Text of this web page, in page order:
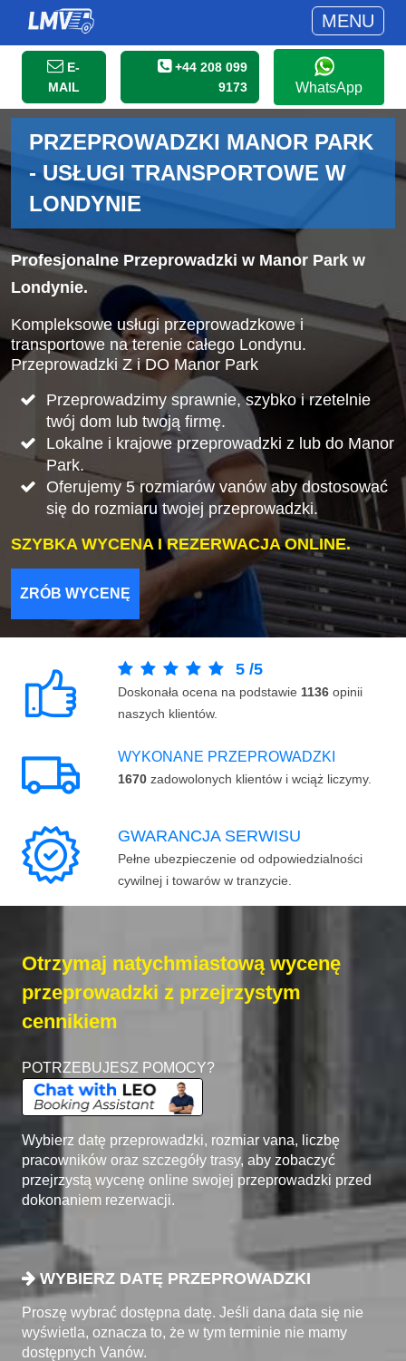
MENU
E-
MAIL
+44 208 099
9173
WhatsApp
PRZEPROWADZKI MANOR PARK
- USŁUGI TRANSPORTOWE W
LONDYNIE
Profesjonalne Przeprowadzki w Manor Park w
Londynie.
Kompleksowe usługi przeprowadzkowe i
transportowe na terenie całego Londynu.
Przeprowadzki Z i DO Manor Park
Przeprowadzimy sprawnie, szybko i rzetelnie
twój dom lub twoją firmę.
Lokalne i krajowe przeprowadzki z lub do Manor
Park.
Oferujemy 5 rozmiarów vanów aby dostosować
się do rozmiaru twojej przeprowadzki.
SZYBKA WYCENA I REZERWACJA ONLINE.
ZRÓB WYCENĘ
5 /5
Doskonała ocena na podstawie 1136 opinii
naszych klientów.
WYKONANE PRZEPROWADZKI
1670 zadowolonych klientów i wciąż liczymy.
GWARANCJA SERWISU
Pełne ubezpieczenie od odpowiedzialności
cywilnej i towarów w tranzycie.
Otrzymaj natychmiastową wycenę
przeprowadzki z przejrzystym
cennikiem
POTRZEBUJESZ POMOCY?
Wybierz datę przeprowadzki, rozmiar vana, liczbę
pracowników oraz szczegóły trasy, aby zobaczyć
przejrzystą wycenę online swojej przeprowadzki przed
dokonaniem rezerwacji.
WYBIERZ DATĘ PRZEPROWADZKI
Proszę wybrać dostępna datę. Jeśli dana data się nie
wyświetla, oznacza to, że w tym terminie nie mamy
dostępnych Vanów.